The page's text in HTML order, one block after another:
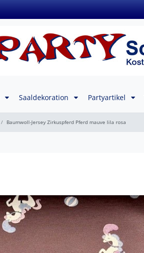
Saaldekoration Partyartikel
Baumwoll-Jersey Zirkuspferd Pferd mauve lila rosa